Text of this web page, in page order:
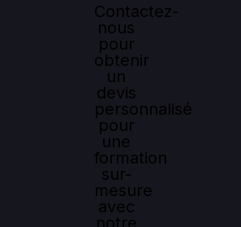
Contactez-
nous
pour
obtenir
un
devis
personnalisé
pour
une
formation
sur-
mesure
avec
notre